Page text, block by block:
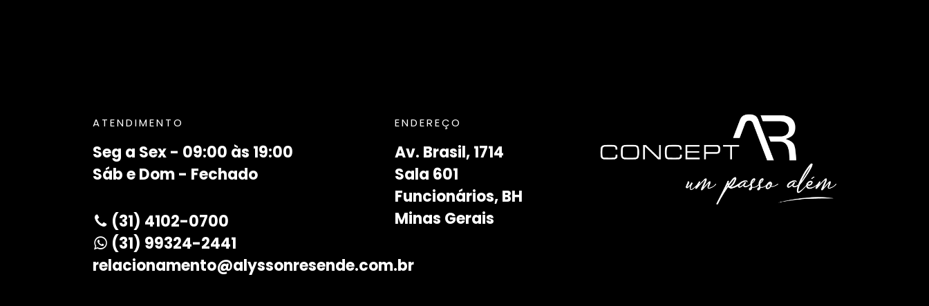
ATENDIMENTO
Seg a Sex - 09:00 às 19:00
Sáb e Dom - Fechado
(31) 4102-0700
(31) 99324-2441
relacionamento@alyssonresende.com.br
ENDEREÇO
Av. Brasil, 1714
Sala 601
Funcionários, BH
Minas Gerais